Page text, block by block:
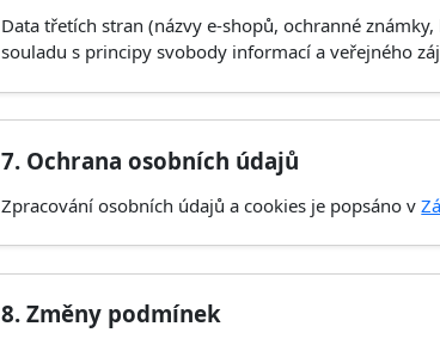
Data třetích stran (názvy e-shopů, ochranné
souladu s principy svobody informací a veřejného
7. Ochrana osobních údajů
Zpracování osobních údajů a cookies je popsáno v
8. Změny podmínek